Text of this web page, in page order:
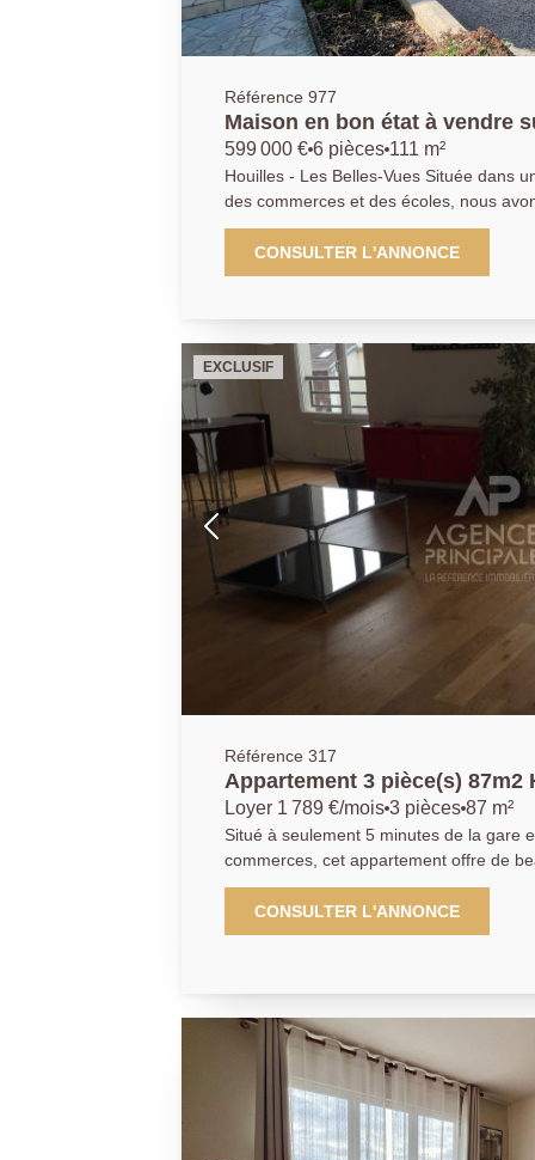
Référence 977
Maison en bon état à vendre
599 000 € 6 pièces 111 m²
Houilles - Les Belles-Vues Située dans un quartier familliale, proche
des commerces et des écoles, nous
découvrir cette maison d'environ 111m2
entretenue et édifiée sur un terrain de 300m2. Cette
construction se présente de la manière
bureau et d'un WC. A l'étage, palier
salle de bains et un WC indépendant. Une quartrième chambre avec
salle d'eau se situe au rez-de-jardin
sous-sol et un grand garage de 35m2 ! Une belle maison familiale
prête pour acceuillir une famillle à la
d'espace. Bien proposé par Kyllian GABA, agent commercial (903
414 209 R.S.A.C Versailles)
CONSULTER L'ANNONCE
EXCLUSIF
Référence 317
Appartement 3 pièce(s) 87m2
Loyer 1 789 €/mois 3 pièces 87 m²
Situé à seulement 5 minutes de la gare
commerces, cet appartement offre de
angecement fonctionnel. Il se compose
double séjour ouvrant sur un balcon,
aménagée et équipée, d'un
Appartement disponible à partir du 6 juin 2026. Loyer :
CC, hors places de parking. Agence Principale, renseignement du
mardi au samedi au 01.39.14.14.72 ou
aphouilles.location@gmail.com
CONSULTER L'ANNONCE